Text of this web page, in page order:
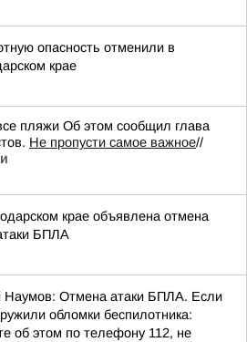
опасность отменили в
крае
пляжи Об этом сообщил глава
Не пропусти самое важное//
крае объявлена отмена
БПЛА
Наумов: Отмена атаки БПЛА. Если
обломки беспилотника:
об этом по телефону 112, не